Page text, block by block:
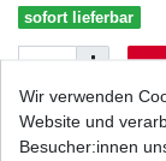
sofort lieferbar
Wunschliste
Wir verwenden
Website und
Besucher:innen